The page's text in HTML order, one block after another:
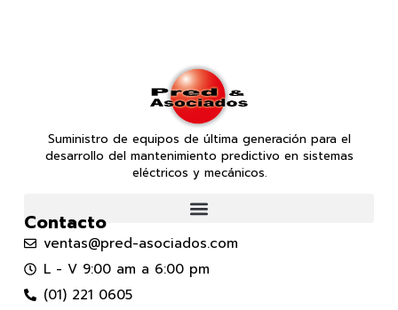
Suministro de equipos de última generación para el
desarrollo del mantenimiento predictivo en sistemas
eléctricos y mecánicos.
Contacto
ventas@pred-asociados.com
L - V 9:00 am a 6:00 pm
(01) 221 0605